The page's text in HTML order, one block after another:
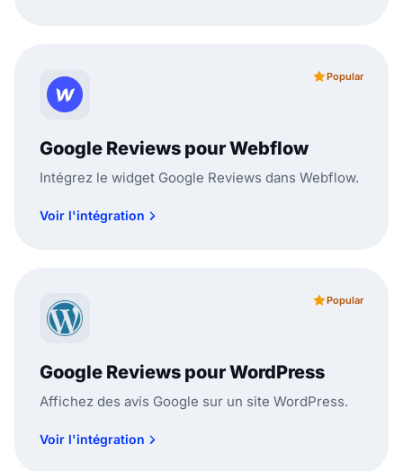
Popular
Google Reviews pour Webflow
Intégrez le widget Google Reviews dans Webflow.
Voir l'intégration
Popular
Google Reviews pour WordPress
Affichez des avis Google sur un site WordPress.
Voir l'intégration